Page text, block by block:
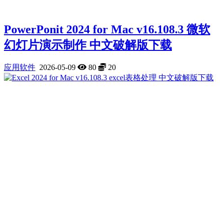
PowerPonit 2024 for Mac v16.108.3 微软
幻灯片演示制作 中文破解版下载
应用软件 2026-05-09 80 20